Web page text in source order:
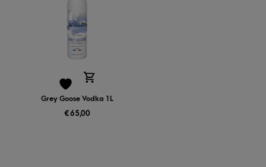
Grey Goose Vodka 1L
€65,00